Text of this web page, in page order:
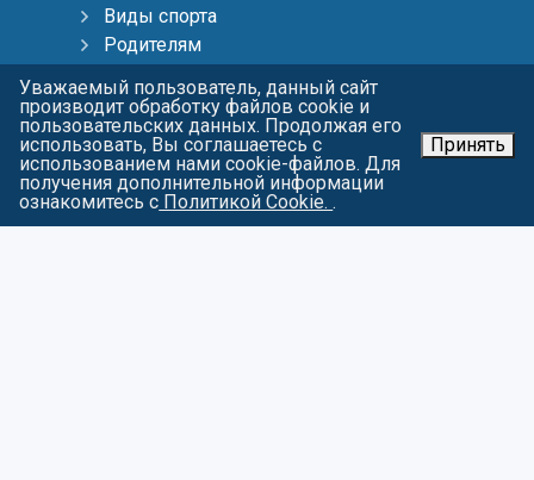
Виды спорта
Родителям
Пресс-центр
Контакты
Карта сайта
О персональных данных
Уважаемый пользователь, данный сайт
производит обработку файлов cookie и
пользовательских данных. Продолжая его
использовать, Вы соглашаетесь с
использованием нами cookie-файлов. Для
получения дополнительной информации
ознакомитесь с Политикой Cookie..
Принять